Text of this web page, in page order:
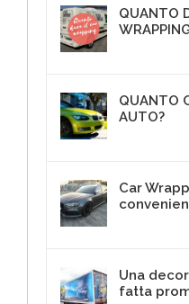
QUANTO
QUANTO
AUTO?
Car
Una
fatta